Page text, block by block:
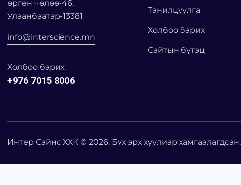
өргөн чөлөө-46,
Улаанбаатар-13381
info@interscience.mn
Холбоо барих:
+976 7015 8006
Танилцуулга
Холбоо барих
Сайтын бүтэц
Интер Сайнс ХХК © 2026. Бүх эрх хуулиар хамгаалагдсан.